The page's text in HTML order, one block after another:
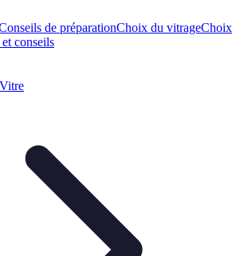
de préparationChoix du vitrageChoix
conseils